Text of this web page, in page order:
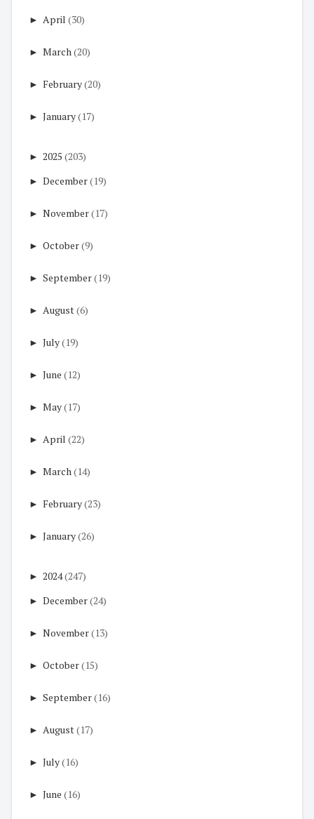
► April (30)
► March(20)
► February(20)
► January(17)
► 2025 (203)
► December(19)
► November(17)
► October(9)
► September(19)
► August(6)
► July(19)
► June (12)
► May(17)
► April (22)
► March(14)
► February(23)
► January(26)
► 2024(247)
► December(24)
► November(13)
► October(15)
► September(16)
► August(17)
► July(16)
► June (16)